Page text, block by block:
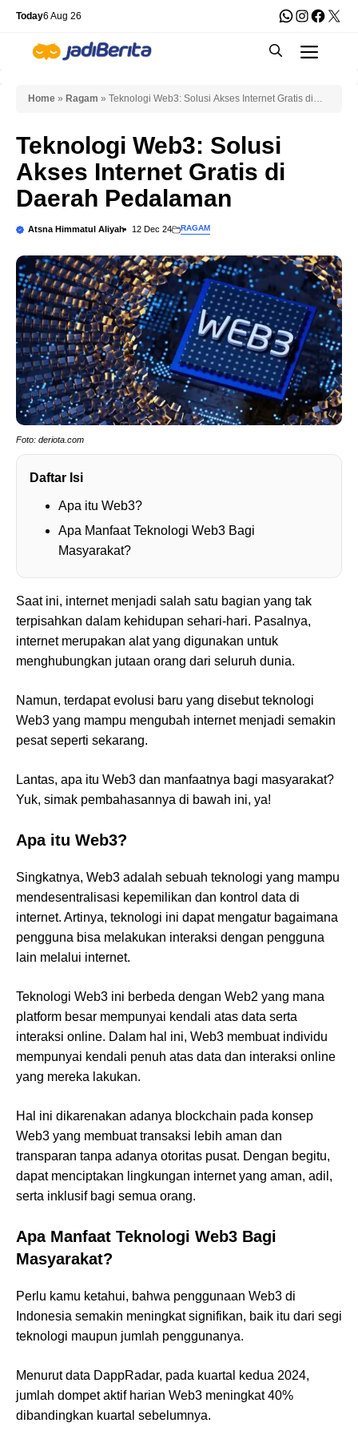
Skip
content
Today6 Aug 26 WhatsApp
X
Home » Ragam » Teknologi Web3: Solusi Akses Internet Gratis di
Teknologi Web3: Solusi
Akses Internet Gratis di
Daerah Pedalaman
Atsna Himmatul Aliyah 12 Dec 24 RAGAM
Foto: deriota.com
Daftar Isi
Apa itu Web3?
Apa Manfaat Teknologi Web3 Bagi
Masyarakat?
Saat ini, internet menjadi salah satu bagian yang tak
terpisahkan dalam kehidupan sehari-hari. Pasalnya,
internet merupakan alat yang digunakan untuk
menghubungkan jutaan orang dari seluruh dunia.
Namun, terdapat evolusi baru yang disebut teknologi
Web3 yang mampu mengubah internet menjadi semakin
pesat seperti sekarang.
Lantas, apa itu Web3 dan manfaatnya bagi masyarakat?
Yuk, simak pembahasannya di bawah ini, ya!
Apa itu Web3?
Singkatnya, Web3 adalah sebuah teknologi yang mampu
mendesentralisasi kepemilikan dan kontrol data di
internet. Artinya, teknologi ini dapat mengatur bagaimana
pengguna bisa melakukan interaksi dengan pengguna
lain melalui internet.
Teknologi Web3 ini berbeda dengan Web2 yang mana
platform besar mempunyai kendali atas data serta
interaksi online. Dalam hal ini, Web3 membuat individu
mempunyai kendali penuh atas data dan interaksi online
yang mereka lakukan.
Hal ini dikarenakan adanya blockchain pada konsep
Web3 yang membuat transaksi lebih aman dan
transparan tanpa adanya otoritas pusat. Dengan begitu,
dapat menciptakan lingkungan internet yang aman, adil,
serta inklusif bagi semua orang.
Apa Manfaat Teknologi Web3 Bagi
Masyarakat?
Perlu kamu ketahui, bahwa penggunaan Web3 di
Indonesia semakin meningkat signifikan, baik itu dari segi
teknologi maupun jumlah penggunanya.
Menurut data DappRadar, pada kuartal kedua 2024,
jumlah dompet aktif harian Web3 meningkat 40%
dibandingkan kuartal sebelumnya.